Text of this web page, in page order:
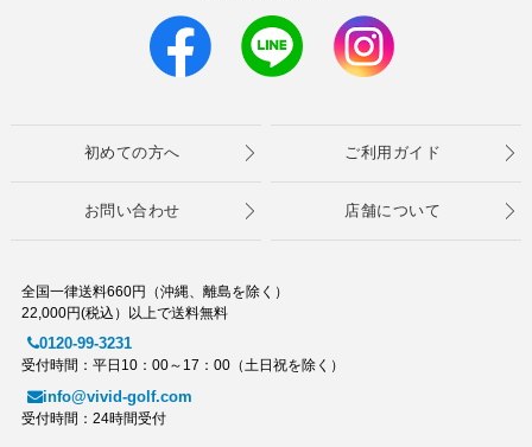
初めての方へ ご利用ガイド
お問い合わせ 店舗について
全国一律送料660円（沖縄、離島を除く）
22,000円(税込）以上で送料無料
0120-99-3231
受付時間：平日10：00～17：00（土日祝を除く）
info@vivid-golf.com
受付時間：24時間受付